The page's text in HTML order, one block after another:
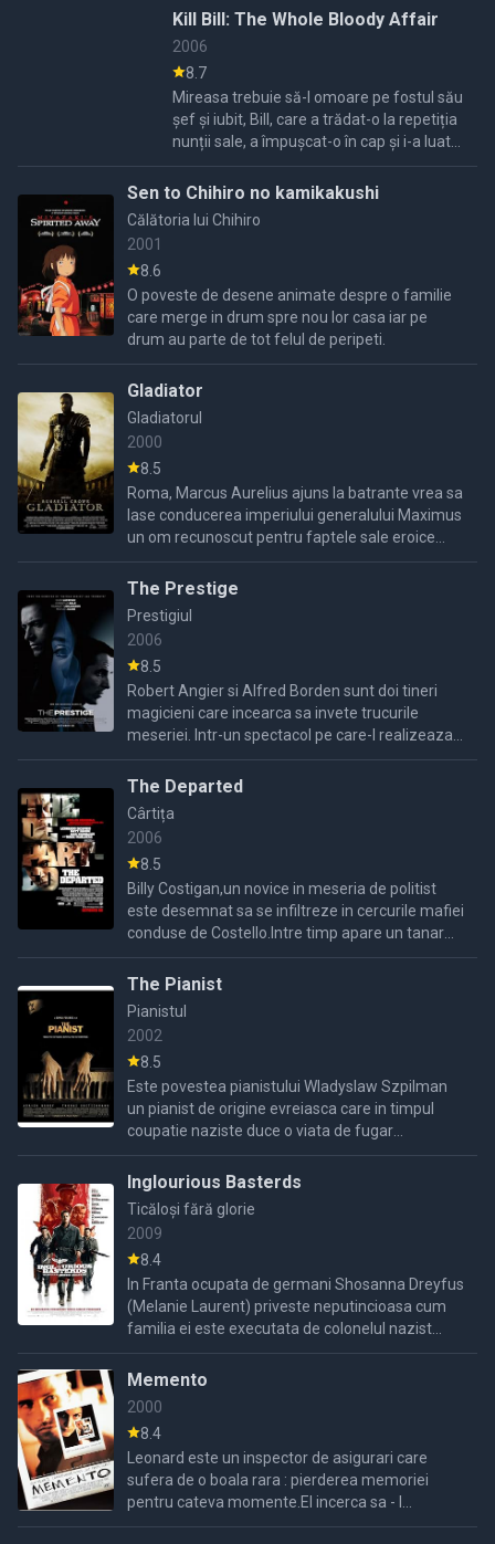
Kill Bill: The Whole Bloody Affair
2006
8.7
Mireasa trebuie să-l omoare pe fostul său
șef și iubit, Bill, care a trădat-o la repetiția
nunții sale, a împușcat-o în cap și i-a luat
copilul nenăscut. Dar înainte de a ajunge
la el, trebuie să ...
Sen to Chihiro no kamikakushi
Călătoria lui Chihiro
2001
8.6
O poveste de desene animate despre o familie
care merge in drum spre nou lor casa iar pe
drum au parte de tot felul de peripeti.
Gladiator
Gladiatorul
2000
8.5
Roma, Marcus Aurelius ajuns la batrante vrea sa
lase conducerea imperiului generalului Maximus
un om recunoscut pentru faptele sale eroice
printre soldati sai, dar fiul imparatului,
The Prestige
Prestigiul
2006
8.5
Robert Angier si Alfred Borden sunt doi tineri
magicieni care incearca sa invete trucurile
meseriei. Intr-un spectacol pe care-l realizeaza
Borden sotia lui Angier moare si intre cei doi se
naste o ...
The Departed
Cârtița
2006
8.5
Billy Costigan,un novice in meseria de politist
este desemnat sa se infiltreze in cercurile mafiei
conduse de Costello.Intre timp apare un tanar
politist care se face remarcat si care este
promovat in ...
The Pianist
Pianistul
2002
8.5
Este povestea pianistului Wladyslaw Szpilman
un pianist de origine evreiasca care in timpul
coupatie naziste duce o viata de fugar
incercand din rasputeri sa nu fie deportat.
Inglourious Basterds
Ticăloși fără glorie
2009
8.4
In Franta ocupata de germani Shosanna Dreyfus
(Melanie Laurent) priveste neputincioasa cum
familia ei este executata de colonelul nazist
Hans Landa (Christoph Waltz). Shosanna scapa
Memento
2000
8.4
Leonard este un inspector de asigurari care
sufera de o boala rara : pierderea memoriei
pentru cateva momente.El incerca sa - l
descopere pe criminalul sotiei sale dar pentru ca